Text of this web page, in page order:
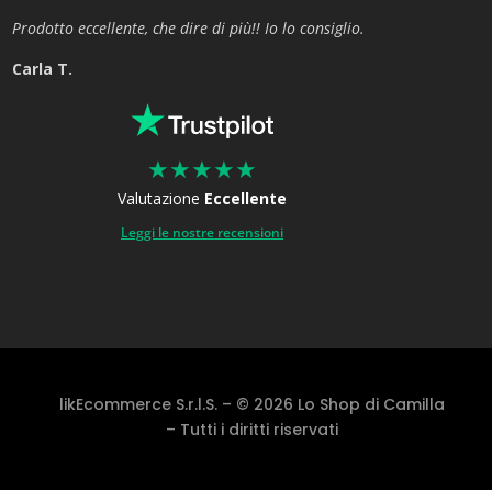
Prodotto eccellente, che dire di più!! Io lo consiglio.
Carla T.
★★★★★
Valutazione Eccellente
Leggi le nostre recensioni
likEcommerce S.r.l.S. – © 2026 Lo Shop di Camilla
– Tutti i diritti riservati